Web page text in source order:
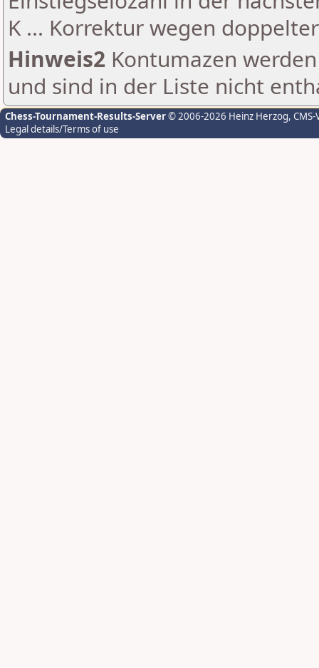
K ... Korrektur wegen
Hinweis2 Kontumazen
und sind in der Liste nicht
Chess-Tournament-Results-Server© 2006-2026 Heinz Herzog,
Legal details/Terms of use